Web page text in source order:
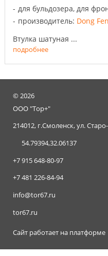
для бульдозера, для
производитель: Dong
Втулка шатуная ...
подробнее
©2026
ООО "Тор+"
214012, г.Смоленск, ул.
54.79394,32.06137
+7 915 648-80-97
+7 481 226-84-94
info@tor67.ru
tor67.ru
Сайт работает на платформе